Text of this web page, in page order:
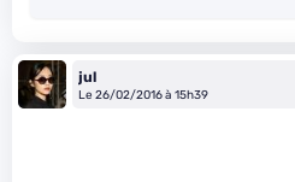
jul
Le 26/02/2016 à 15h39